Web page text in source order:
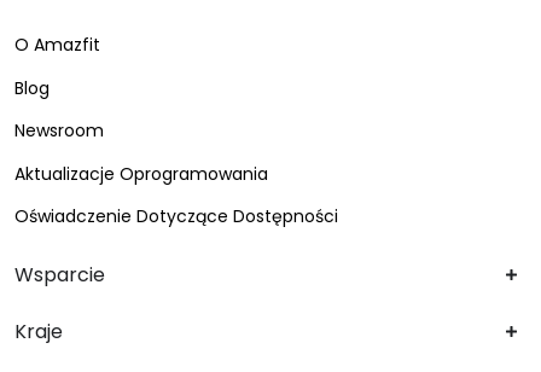
O Amazfit
Blog
Newsroom
Aktualizacje Oprogramowania
Oświadczenie Dotyczące Dostępności
Wsparcie
Kraje